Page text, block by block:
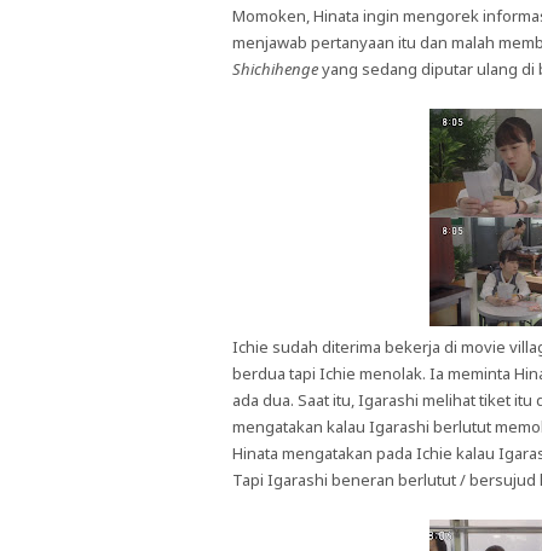
Momoken, Hinata ingin mengorek
menjawab pertanyaan itu dan malah
Shichihengeyang sedang diputar ulang di
Ichie sudah diterima bekerja di movie
berdua tapi Ichie menolak. Ia meminta
ada dua. Saat itu, Igarashi melihat tiket
mengatakan kalau Igarashi berlutut
Hinata mengatakan pada Ichie kalau
Tapi Igarashi beneran berlutut /